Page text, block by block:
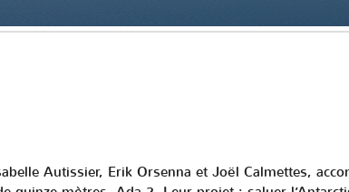
Autissier, Erik Orsenna et Joël Calmettes,